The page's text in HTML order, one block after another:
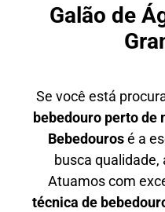
Galão de
Se você está
bebedouro perto de
Bebedourosé a
busca qualidade,
Atuamos com
técnica de